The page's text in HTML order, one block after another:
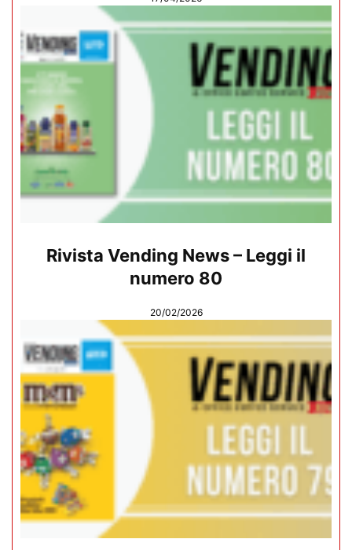
Rivista Vending News – Leggi il
numero 80
20/02/2026